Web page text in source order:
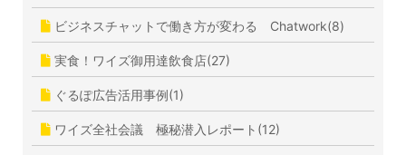
ビジネスチャットで働き方が変わる Chatwork(8)
実食！ワイズ御用達飲食店(27)
ぐるぽ広告活用事例(1)
ワイズ全社会議 極秘潜入レポート(12)